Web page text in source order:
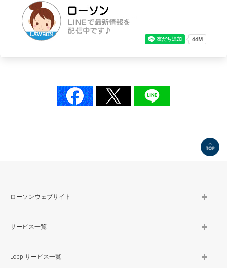
ローソンウェブサイト
サービス一覧
Loppiサービス一覧